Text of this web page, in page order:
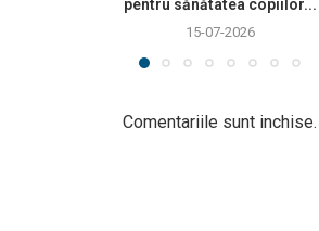
pentru sănătatea copiilor...
15-07-2026
Comentariile sunt inchise.